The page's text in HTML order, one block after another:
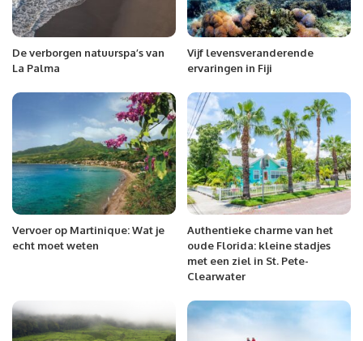
De verborgen natuurspa’s van
La Palma
Vijf levensveranderende
ervaringen in Fiji
Vervoer op Martinique: Wat je
echt moet weten
Authentieke charme van het
oude Florida: kleine stadjes
met een ziel in St. Pete-
Clearwater